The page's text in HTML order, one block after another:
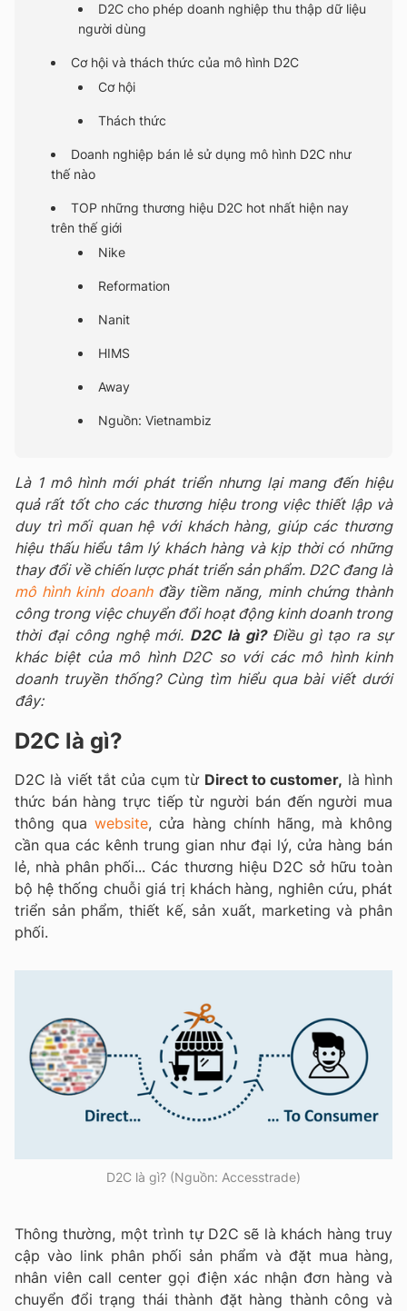
D2C cho phép doanh nghiệp thu thập dữ liệu
người dùng
Cơ hội và thách thức của mô hình D2C
Cơ hội
Thách thức
Doanh nghiệp bán lẻ sử dụng mô hình D2C như
thế nào
TOP những thương hiệu D2C hot nhất hiện nay
trên thế giới
Nike
Reformation
Nanit
HIMS
Away
Nguồn: Vietnambiz
Là 1 mô hình mới phát triển nhưng lại mang đến hiệu
quả rất tốt cho các thương hiệu trong việc thiết lập và
duy trì mối quan hệ với khách hàng, giúp các thương
hiệu thấu hiểu tâm lý khách hàng và kịp thời có những
thay đổi về chiến lược phát triển sản phẩm. D2C đang là
mô hình kinh doanhđầy tiềm năng, minh chứng thành
công trong việc chuyển đổi hoạt động kinh doanh trong
thời đại công nghệ mới. D2C là gì?Điều gì tạo ra sự
khác biệt của mô hình D2C so với các mô hình kinh
doanh truyền thống? Cùng tìm hiểu qua bài viết dưới
đây:
D2C là gì?
D2C là viết tắt của cụm từ Direct to customer, là hình
thức bán hàng trực tiếp từ người bán đến người mua
thông quawebsite, cửa hàng chính hãng, mà không
cần qua các kênh trung gian như đại lý, cửa hàng bán
lẻ, nhà phân phối... Các thương hiệu D2C sở hữu toàn
bộ hệ thống chuỗi giá trị khách hàng, nghiên cứu, phát
triển sản phẩm, thiết kế, sản xuất, marketing và phân
phối.
D2C là gì? (Nguồn: Accesstrade)
Thông thường, một trình tự D2C sẽ là khách hàng truy
cập vào link phân phối sản phẩm và đặt mua hàng,
nhân viên call center gọi điện xác nhận đơn hàng và
chuyển đổi trạng thái thành đặt hàng thành công và